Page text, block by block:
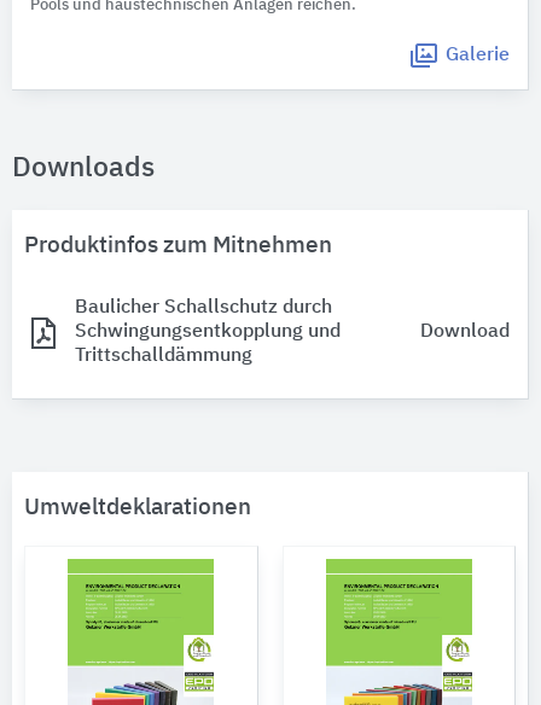
Pools und haustechnischen Anlagen reichen.
Galerie
Downloads
Produktinfos zum Mitnehmen
Baulicher Schallschutz durch
Schwingungsentkopplung und
Trittschalldämmung
Download
Umweltdeklarationen